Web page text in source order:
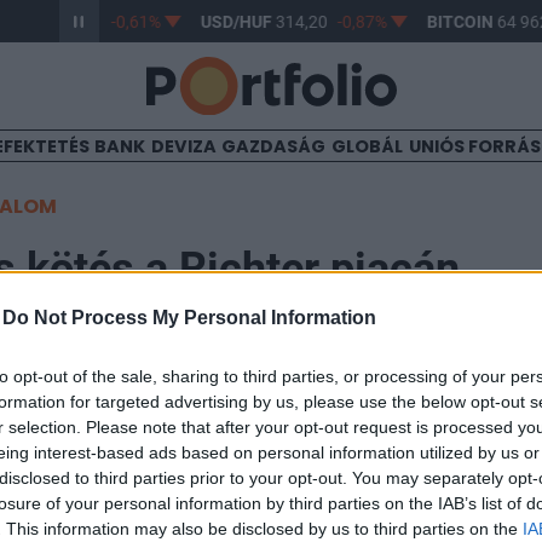
Do Not Process My Personal Information
opt-out of the sale, sharing to third parties, or processing of your
for targeted advertising by us, please use the below opt-out
selection. Please note that after your opt-out request is processed
interest-based ads based on personal information utilized by us
to third parties prior to your opt-out. You may separately
of your personal information by third parties on the IAB’s list of
This information may also be disclosed by us to third parties on the
363,17 -0,61% USD/HUF314,20 -0,87% BITCOIN64
BANK DEVIZA GAZDASÁG GLOBÁL UNIÓS
kötés a Richter piacán
darabos kötés született a Richter piacán 41,450
1 óra előtt.
panel Jelentős mértékű, 120,000 darabos